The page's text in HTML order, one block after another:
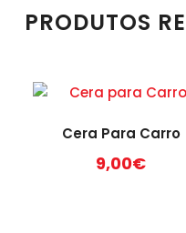
PRODUTOS
Cera Para Carro
9,00€